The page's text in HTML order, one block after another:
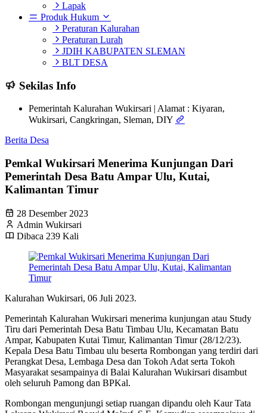
Lapak
Produk Hukum
Peraturan Kalurahan
Peraturan Lurah
JDIH KABUPATEN SLEMAN
BLT DESA
Sekilas Info
Pemerintah Kalurahan Wukirsari | Alamat : Kiyaran,
Wukirsari, Cangkringan, Sleman, DIY
Berita Desa
Pemkal Wukirsari Menerima Kunjungan Dari
Pemerintah Desa Batu Ampar Ulu, Kutai,
Kalimantan Timur
28 Desember 2023
Admin Wukirsari
Dibaca 239 Kali
Kalurahan Wukirsari, 06 Juli 2023.
Pemerintah Kalurahan Wukirsari menerima kunjungan atau Study
Tiru dari Pemerintah Desa Batu Timbau Ulu, Kecamatan Batu
Ampar, Kabupaten Kutai Timur, Kalimantan Timur (28/12/23).
Kepala Desa Batu Timbau ulu beserta Rombongan yang terdiri dari
Perangkat Desa, Lembaga Desa dan Tokoh Adat serta Tokoh
Masyarakat sesampainya di Balai Kalurahan Wukirsari disambut
oleh seluruh Pamong dan BPKal.
Rombongan mengunjungi setiap ruangan dipandu oleh Kaur Tata